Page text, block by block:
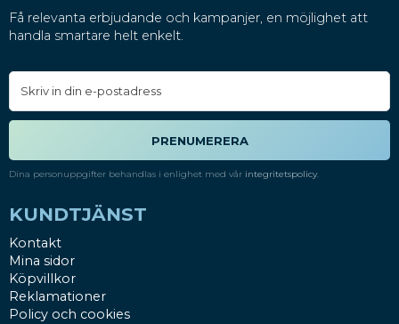
Få relevanta erbjudande och kampanjer, en möjlighet att
handla smartare helt enkelt.
PRENUMERERA
Dina personuppgifter behandlas i enlighet med vår integritetspolicy.
KUNDTJÄNST
Kontakt
Mina sidor
Köpvillkor
Reklamationer
Policy och cookies